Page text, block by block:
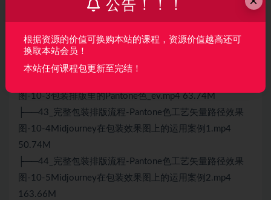
├──40_完整包装排版流程-Pantone色工艺矢量路径效果
├──41_完整包装排版流程-Pantone色工艺矢量路径效果
图-10-2用Midjourney生成排版包装所需素材.mp4 90.09M
图-10-3包装排版里的Pantone色_ev.mp4 63.74M
├──43_完整包装排版流程-Pantone色工艺矢量路径效果
图-10-4Midjourney在包装效果图上的运用案例1.mp4
50.74M
├──44_完整包装排版流程-Pantone色工艺矢量路径效果
图-10-5Midjourney在包装效果图上的运用案例2.mp4
163.66M
公告！！！
根据资源的价值可换购本站的课程，资源价值越高还可
换取本站会员！
本站任何课程包更新至完结！